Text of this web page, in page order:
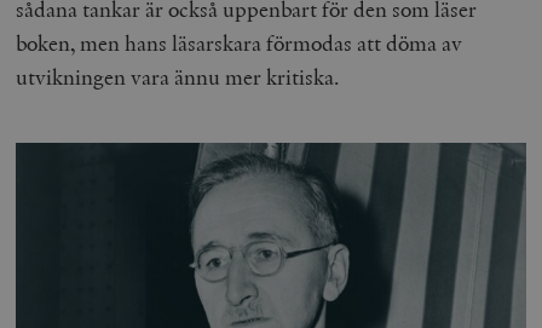
sådana tankar är också uppenbart för den som läser
boken, men hans läsarskara förmodas att döma av
utvikningen vara ännu mer kritiska.